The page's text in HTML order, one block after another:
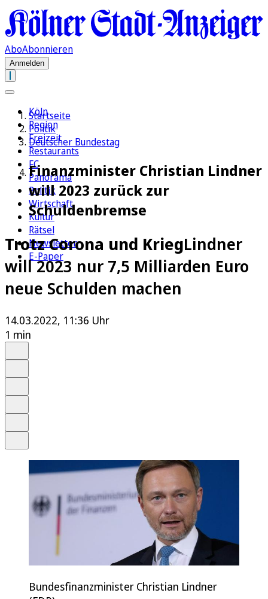
AboAbonnieren
Anmelden
Köln
Region
Freizeit
Restaurants
FC
Panorama
Politik
Wirtschaft
Kultur
Rätsel
Newsletter
E-Paper
Startseite
Politik
Deutscher Bundestag
Finanzminister Christian Lindner
will 2023 zurück zur
Schuldenbremse
Trotz Corona und KriegLindner
will 2023 nur 7,5 Milliarden Euro
neue Schulden machen
14.03.2022, 11:36 Uhr
1 min
Bundesfinanzminister Christian Lindner